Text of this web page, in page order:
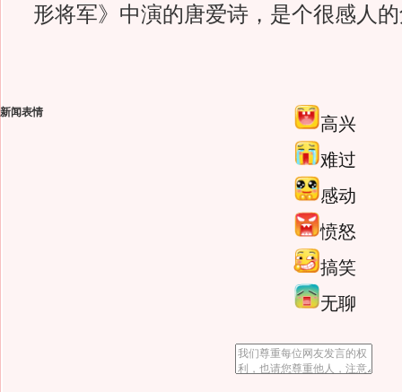
形将军》中演的唐爱诗，是个很感人
新闻表情
高兴
难过
感动
愤怒
搞笑
无聊